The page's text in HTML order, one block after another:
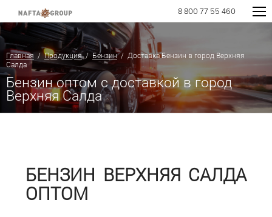
8 800 77 55 460
Главная /Продукция/ Бензин/ Доставка Бензин в город Верхняя
Салда
Бензин оптом с доставкой в город
Верхняя Салда
БЕНЗИН ВЕРХНЯЯ САЛДА
ОПТОМ